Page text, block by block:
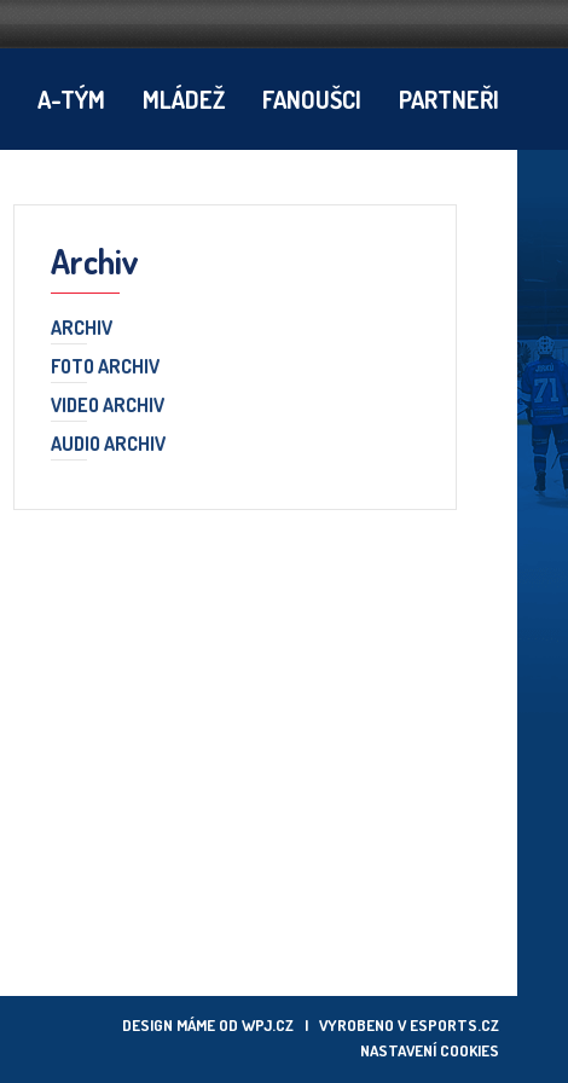
A-TÝM MLÁDEŽ FANOUŠCI PARTNEŘI
Archiv
ARCHIV
FOTO ARCHIV
VIDEO ARCHIV
AUDIO ARCHIV
DESIGN MÁME OD WPJ.CZ | VYROBENO VESPORTS.CZ
NASTAVENÍ COOKIES